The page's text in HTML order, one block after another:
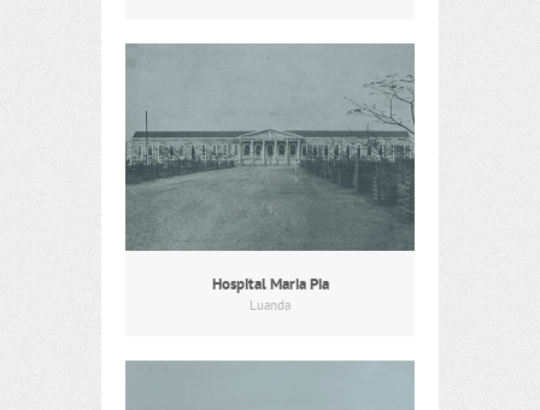
Hospital Maria Pia
Luanda